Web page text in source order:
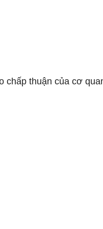
chấp thuận của cơ